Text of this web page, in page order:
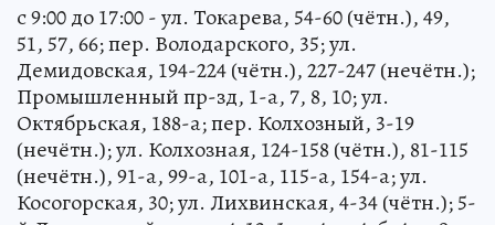
с 9:00 до 17:00 - ул. Токарева, 54-60 (чётн.), 49,
51, 57, 66; пер. Володарского, 35; ул.
Демидовская, 194-224 (чётн.), 227-247 (нечётн.);
Промышленный пр-зд, 1-а, 7, 8, 10; ул.
Октябрьская, 188-а; пер. Колхозный, 3-19
(нечётн.); ул. Колхозная, 124-158 (чётн.), 81-115
(нечётн.), 91-а, 99-а, 101-а, 115-а, 154-а; ул.
Косогорская, 30; ул. Лихвинская, 4-34 (чётн.); 5-